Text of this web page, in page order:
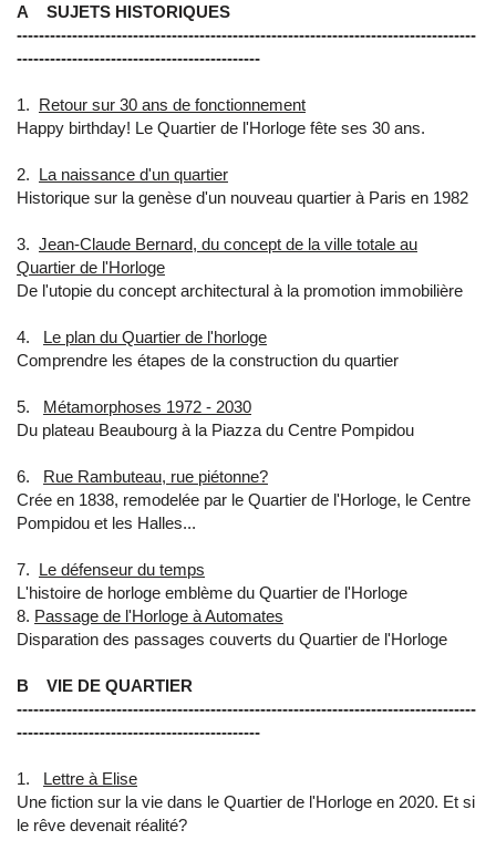
A SUJETS HISTORIQUES
-----------------------------------------------------------------------------------
--------------------------------------------
1. Retour sur 30 ans de fonctionnement
Happy birthday! Le Quartier de l'Horloge fête ses 30 ans.
2. La naissance d'un quartier
Historique sur la genèse d'un nouveau quartier à Paris en 1982
3. Jean-Claude Bernard, du concept de la ville totale au
Quartier de l'Horloge
De l'utopie du concept architectural à la promotion immobilière
4. Le plan du Quartier de l'horloge
Comprendre les étapes de la construction du quartier
5. Métamorphoses 1972 - 2030
Du plateau Beaubourg à la Piazza du Centre Pompidou
6. Rue Rambuteau, rue piétonne?
Crée en 1838, remodelée par le Quartier de l'Horloge, le Centre
Pompidou et les Halles...
7. Le défenseur du temps
L'histoire de horloge emblème du Quartier de l'Horloge
8.​ Passage de l'Horloge à Automates
Disparation des passages couverts du Quartier de l'Horloge
B VIE DE QUARTIER
-----------------------------------------------------------------------------------
--------------------------------------------
1. Lettre à Elise
Une fiction sur la vie dans le Quartier de l'Horloge en 2020. Et si
le rêve devenait réalité?